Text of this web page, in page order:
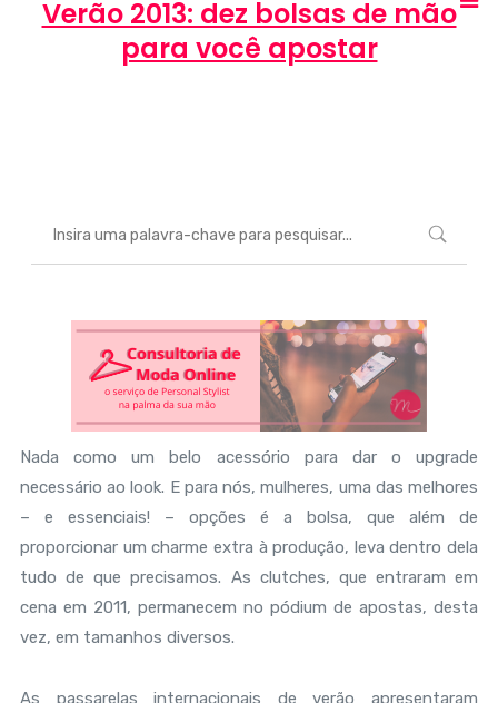
Verão 2013: dez bolsas de mão
para você apostar
Nada como um belo acessório para dar o upgrade
necessário ao look. E para nós, mulheres, uma das melhores
– e essenciais! – opções é a bolsa, que além de
proporcionar um charme extra à produção, leva dentro dela
tudo de que precisamos. As clutches, que entraram em
cena em 2011, permanecem no pódium de apostas, desta
vez, em tamanhos diversos.
As passarelas internacionais de verão apresentaram